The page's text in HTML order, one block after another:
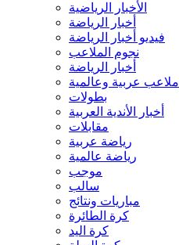
الأخبار الرياضية
أخبار الرياضة
فيديو أخبار الرياضة
نجوم الملاعب
أخبار الرياضة
ملاعب عربية وعالمية
بطولات
أخبار الأندية العربية
مقابلات
رياضة عربية
رياضة عالمية
موجب
سالب
مباريات ونتائج
كرة الطائرة
كرة اليد